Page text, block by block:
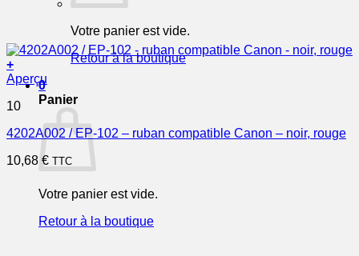
Votre panier est vide.
Retour à la boutique
0
Panier
Votre panier est vide.
Retour à la boutique
+
Aperçu
10
4202A002 / EP-102 – ruban compatible Canon – noir, rouge
10,68 € TTC